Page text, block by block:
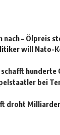
nach – Ölpreis
will Nato-
hunderte
bei
droht